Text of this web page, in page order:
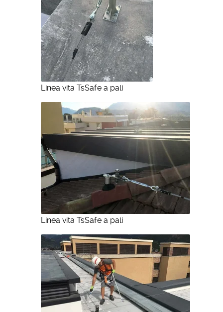
Linea vita TsSafe a pali
Linea vita TsSafe a pali